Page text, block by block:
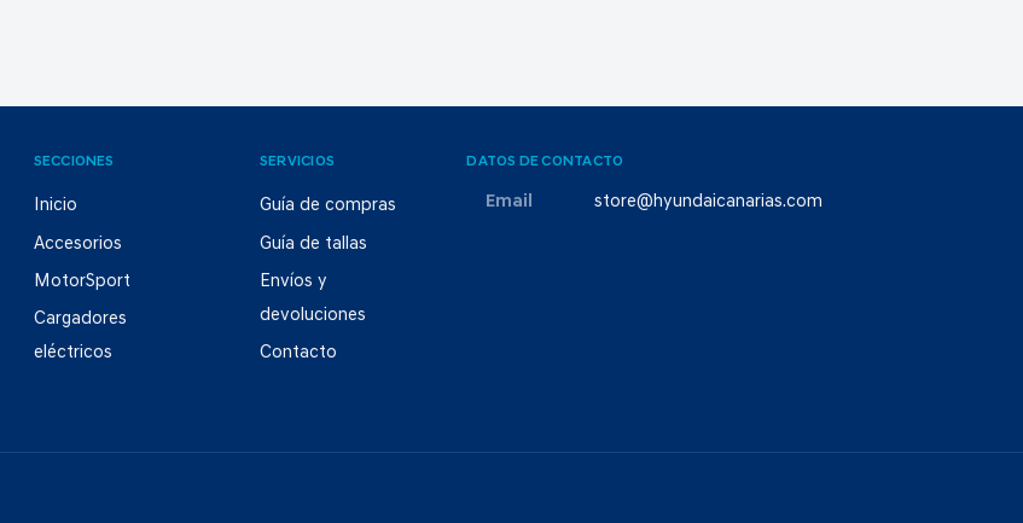
SECCIONES
Inicio
Accesorios
MotorSport
Cargadores
eléctricos
SERVICIOS
Guía de compras
Guía de tallas
Envíos y
devoluciones
Contacto
DATOS DE CONTACTO
Email store@hyundaicanarias.com